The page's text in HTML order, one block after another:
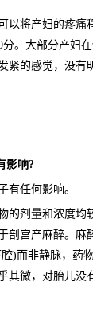
以将产妇的疼痛
。大部分产妇
紧的感觉，没有
影响?
有任何影响。
的剂量和浓度均
剖宫产麻醉。麻
)而非静脉，药
其微，对胎儿没